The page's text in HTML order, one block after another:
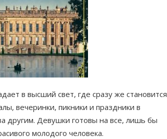
в высший свет, где сразу же становится
вечеринки, пикники и праздники в
другим. Девушки готовы на все, лишь бы
молодого человека.